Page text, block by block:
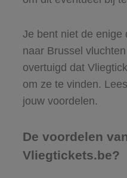
Je bent niet de enige
naar Brussel
overtuigd dat
om ze te vinden.
jouw voordelen.
De voordelen
Vliegtickets.be?